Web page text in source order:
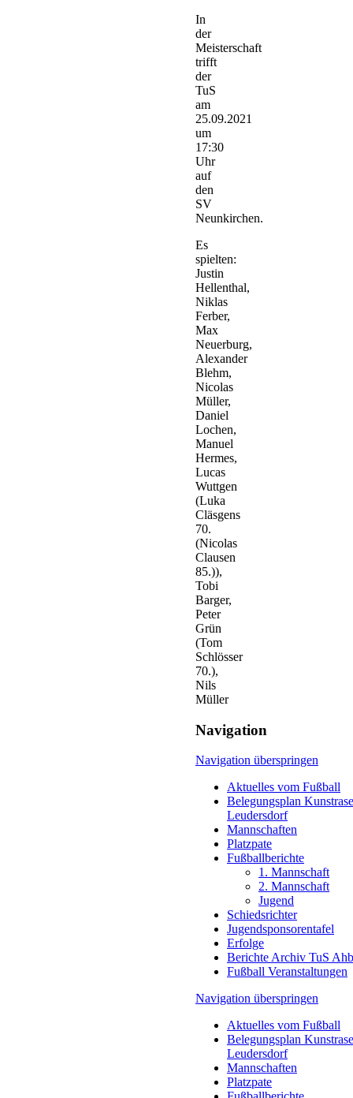
In
der
Meisterschaft
trifft
der
TuS
am
25.09.2021
um
17:30
Uhr
auf
den
SV
Neunkirchen.
Es
spielten:
Justin
Hellenthal,
Niklas
Ferber,
Max
Neuerburg,
Alexander
Blehm,
Nicolas
Müller,
Daniel
Lochen,
Manuel
Hermes,
Lucas
Wuttgen
(Luka
Cläsgens
70.
(Nicolas
Clausen
85.)),
Tobi
Barger,
Peter
Grün
(Tom
Schlösser
70.),
Nils
Müller
Navigation
Navigation überspringen
Aktuelles vom Fußball
Belegungsplan
Leudersdorf
Mannschaften
Platzpate
Fußballberichte
1. Mannschaft
2. Mannschaft
Jugend
Schiedsrichter
Jugendsponsorentafel
Erfolge
Berichte Archiv TuS
Fußball Veranstaltungen
Navigation überspringen
Aktuelles vom Fußball
Belegungsplan
Leudersdorf
Mannschaften
Platzpate